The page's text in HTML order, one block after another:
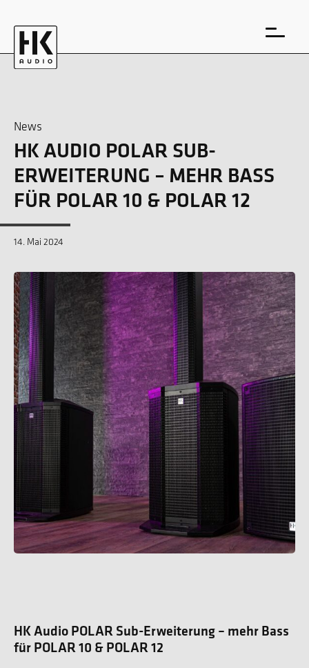
News
HK AUDIO POLAR SUB-
ERWEITERUNG – MEHR BASS
FÜR POLAR 10 & POLAR 12
14. Mai 2024
HK Audio POLAR Sub-Erweiterung – mehr Bass
für POLAR 10 & POLAR 12